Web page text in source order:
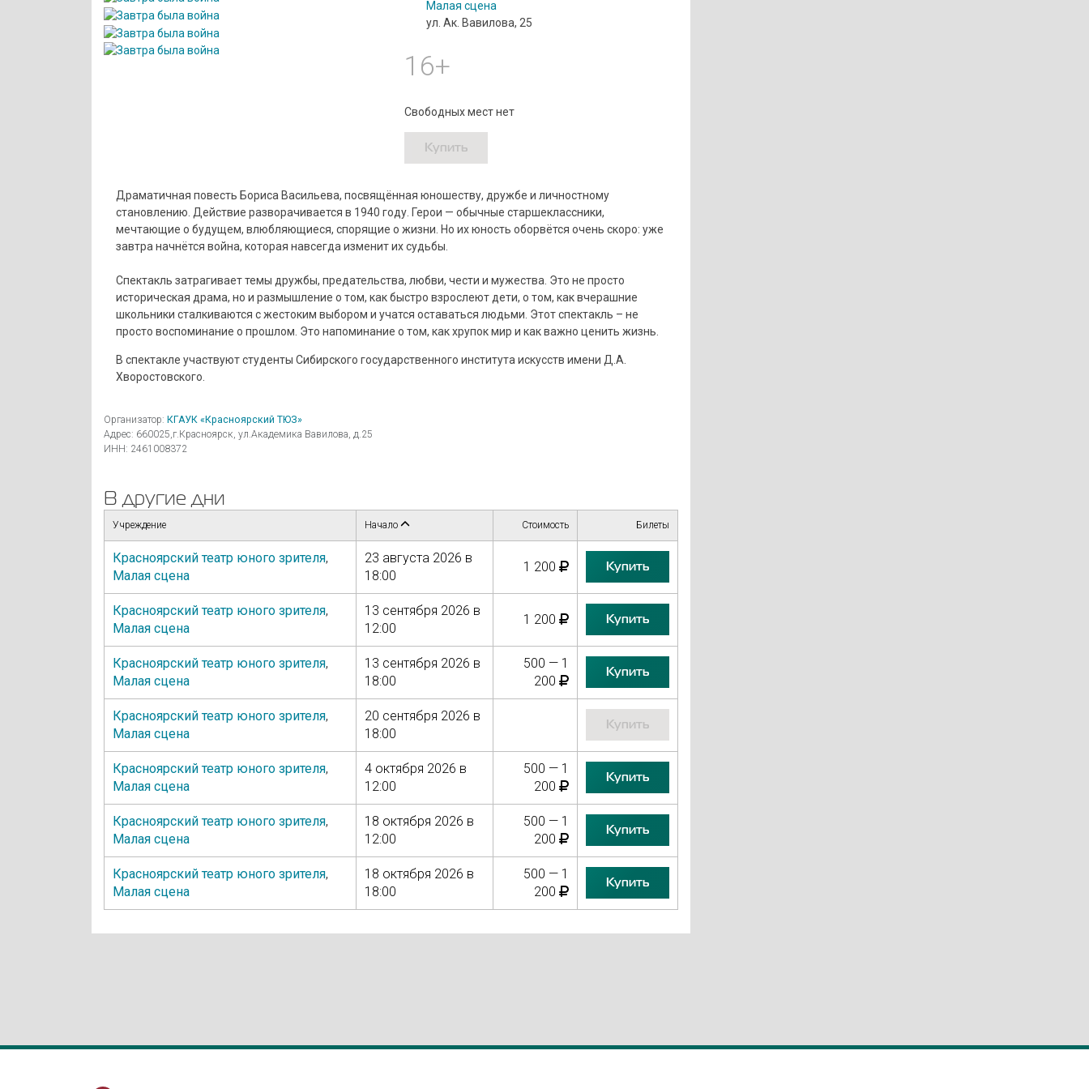
Малая сцена
ул. Ак. Вавилова, 25
16+
Свободных мест нет
Купить
Драматичная повесть Бориса Васильева, посвящённая юношеству, дружбе и личностному
становлению. Действие разворачивается в 1940 году. Герои — обычные старшеклассники,
мечтающие о будущем, влюбляющиеся, спорящие о жизни. Но их юность оборвётся очень скоро: уже
завтра начнётся война, которая навсегда изменит их судьбы.
Спектакль затрагивает темы дружбы, предательства, любви, чести и мужества. Это не просто
историческая драма, но и размышление о том, как быстро взрослеют дети, о том, как вчерашние
школьники сталкиваются с жестоким выбором и учатся оставаться людьми. Этот спектакль – не
просто воспоминание о прошлом. Это напоминание о том, как хрупок мир и как важно ценить жизнь.
В спектакле участвуют студенты Сибирского государственного института искусств имени Д.А.
Хворостовского.
Организатор: КГАУК «Красноярский ТЮЗ»
Адрес: 660025,г.Красноярск, ул.Академика Вавилова, д.25
ИНН: 2461008372
В другие дни
Учреждение Начало Стоимость Билеты
Красноярский театр юного зрителя,
Малая сцена
23 августа 2026 в
18:00
1 200 Купить
Красноярский театр юного зрителя,
Малая сцена
13 сентября 2026 в
12:00
1 200 Купить
Красноярский театр юного зрителя,
Малая сцена
13 сентября 2026 в
18:00
500 — 1
200
Купить
Красноярский театр юного зрителя,
Малая сцена
20 сентября 2026 в
18:00
Купить
Красноярский театр юного зрителя,
Малая сцена
4 октября 2026 в
12:00
500 — 1
200
Купить
Красноярский театр юного зрителя,
Малая сцена
18 октября 2026 в
12:00
500 — 1
200
Купить
Красноярский театр юного зрителя,
Малая сцена
18 октября 2026 в
18:00
500 — 1
200
Купить